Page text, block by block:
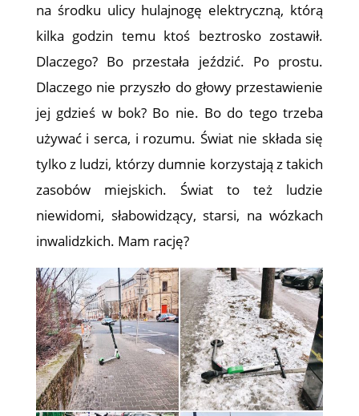
na środku ulicy hulajnogę elektryczną, którą
kilka godzin temu ktoś beztrosko zostawił.
Dlaczego? Bo przestała jeździć. Po prostu.
Dlaczego nie przyszło do głowy przestawienie
jej gdzieś w bok? Bo nie. Bo do tego trzeba
używać i serca, i rozumu. Świat nie składa się
tylko z ludzi, którzy dumnie korzystają z takich
zasobów miejskich. Świat to też ludzie
niewidomi, słabowidzący, starsi, na wózkach
inwalidzkich. Mam rację?